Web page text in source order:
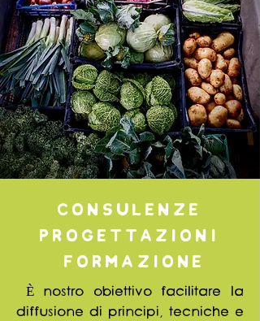
consulenze
progettazioni
formazione
È nostro obiettivo facilitare la
diffusione di principi, tecniche e